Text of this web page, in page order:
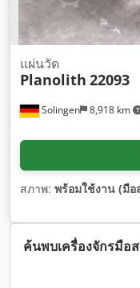
Solingen 8,918 km
แผ่นวัด
Planolith 22093
สภาพ: พร้อมใช้งาน (มือ
ค้นพบเครื่องจักรมือส